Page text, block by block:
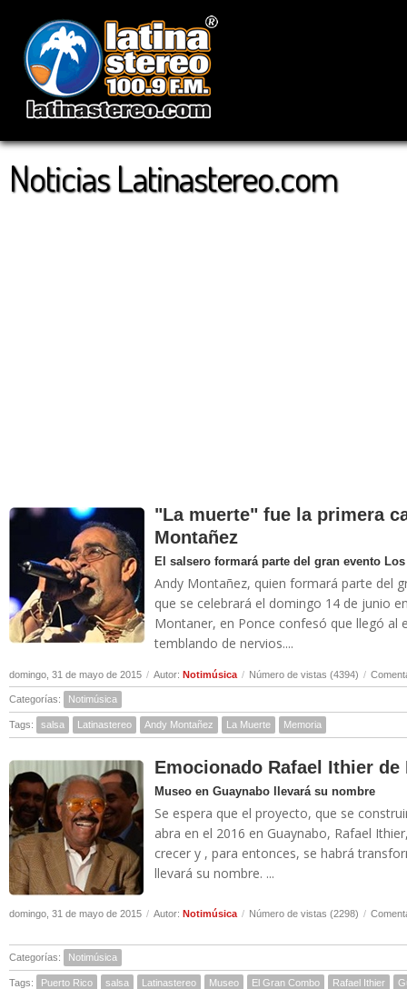
Noticias Latinastereo.com
"La muerte" fue la primera
Montañez
El salsero formará parte del gran evento
Andy Montañez, quien formará parte del
que se celebrará el domingo 14 de junio
Montaner, en Ponce confesó que llegó al
temblando de nervios....
domingo, 31 de mayo de 2015 / Autor: Notimúsica / Número de vistas (4394) /
Categorías: Notimúsica
Tags: salsa Latinastereo Andy Montañez La Muerte Memoria
Emocionado Rafael Ithier de
Museo en Guaynabo llevará su nombre
Se espera que el proyecto, que se
abra en el 2016 en Guaynabo, Rafael
crecer y , para entonces, se habrá
llevará su nombre. ...
domingo, 31 de mayo de 2015 / Autor: Notimúsica / Número de vistas (2298) /
Categorías: Notimúsica
Tags: Puerto Rico salsa Latinastereo Museo El Gran Combo Rafael Ithier